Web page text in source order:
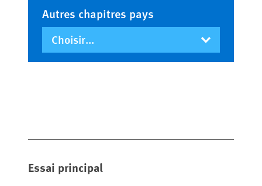
Essai principal
Autres chapitres pays